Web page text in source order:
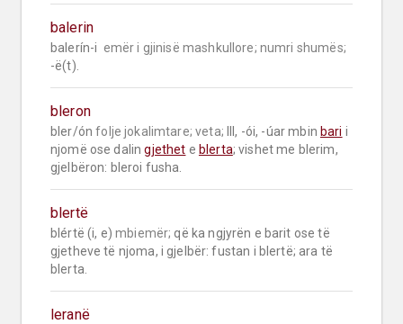
balerin
balerín-i emër i gjinisë mashkullore; numri shumës;
-ë(t).
bleron
bler/ón folje jokalimtare; veta; III, -ói, -úar mbin bari i
njomë ose dalin gjethet e blerta; vishet me blerim,
gjelbëron: bleroi fusha.
blertë
blértë (i, e) mbiemër; që ka ngjyrën e barit ose të
gjetheve të njoma, i gjelbër: fustan i blertë; ara të
blerta.
leranë